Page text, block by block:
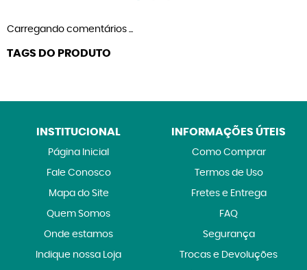
Carregando comentários ...
TAGS DO PRODUTO
INSTITUCIONAL
Página Inicial
Fale Conosco
Mapa do Site
Quem Somos
Onde estamos
Indique nossa Loja
INFORMAÇÕES ÚTEIS
Como Comprar
Termos de Uso
Fretes e Entrega
FAQ
Segurança
Trocas e Devoluções